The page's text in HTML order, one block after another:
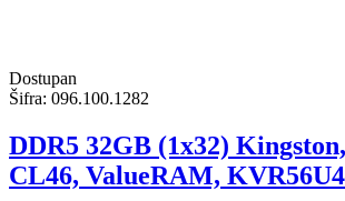
Dostupan
Šifra: 096.100.1282
DDR5 32GB (1x32)
CL46, ValueRAM,